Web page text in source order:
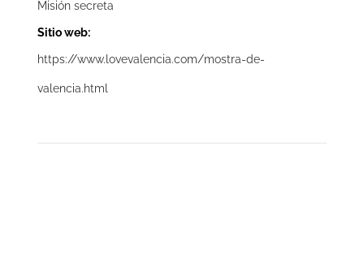
Misión secreta
Sitio web:
https://www.lovevalencia.com/mostra-de-
valencia.html